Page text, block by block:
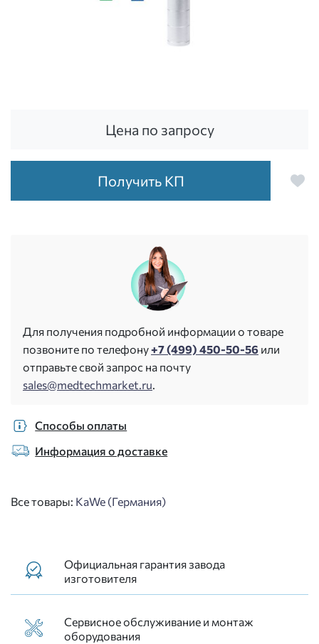
Цена по запросу
Получить КП
Для получения подробной информации о товаре
позвоните по телефону+7 (499) 450-50-56 или
отправьте свой запрос на почту
sales@medtechmarket.ru
Способы оплаты
Информация о доставке
Все товары: KaWe (Германия)
Официальная гарантия завода
изготовителя
Сервисное обслуживание и монтаж
оборудования